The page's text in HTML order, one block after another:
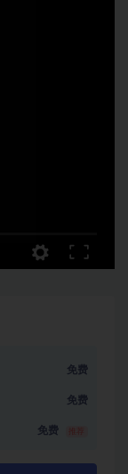
免费
免费
免费